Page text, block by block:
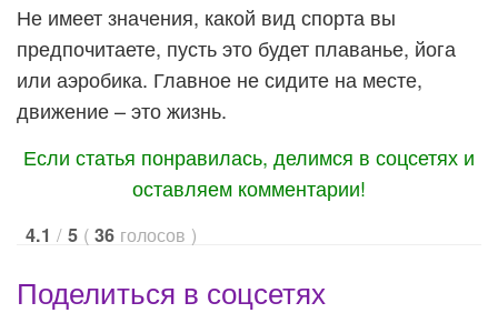
Не имеет значения, какой вид спорта вы
предпочитаете, пусть это будет плаванье, йога
или аэробика. Главное не сидите на месте,
движение – это жизнь.
Если статья понравилась, делимся в соцсетях и
оставляем комментарии!
4.1 / 5 ( 36 голосов )
Поделиться в соцсетях